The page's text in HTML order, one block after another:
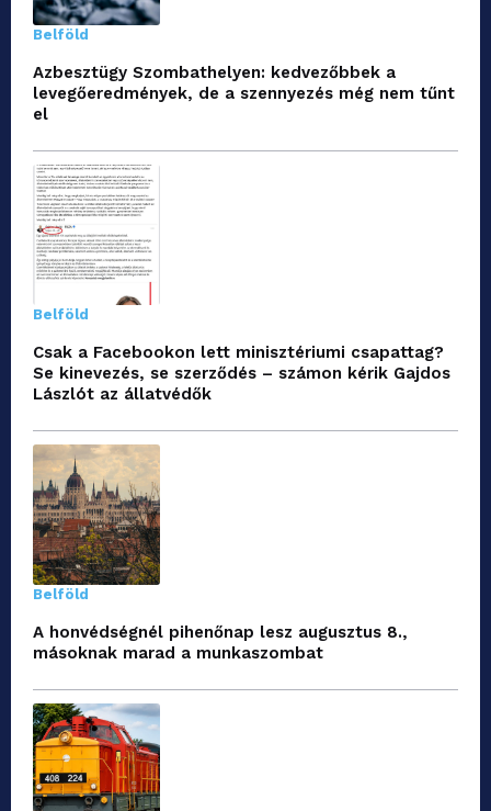
Belföld
Azbesztügy Szombathelyen: kedvezőbbek a
levegőeredmények, de a szennyezés még nem tűnt
el
Belföld
Csak a Facebookon lett minisztériumi csapattag?
Se kinevezés, se szerződés – számon kérik Gajdos
Lászlót az állatvédők
Belföld
A honvédségnél pihenőnap lesz augusztus 8.,
másoknak marad a munkaszombat